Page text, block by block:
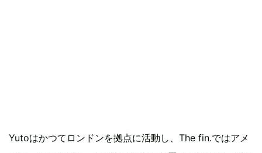
Yutoはかつてロンドンを拠点に活動し、The fin.ではアメ